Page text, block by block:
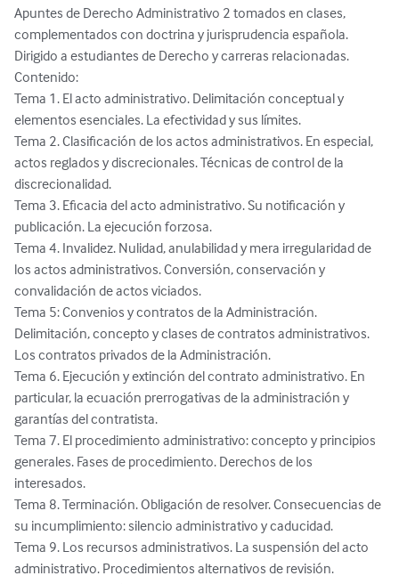
Apuntes de Derecho Administrativo 2 tomados en clases,
complementados con doctrina y jurisprudencia española.
Dirigido a estudiantes de Derecho y carreras relacionadas.
Contenido:
​​​​​​Tema 1. El acto administrativo. Delimitación conceptual y
elementos esenciales. La efectividad y sus límites.
Tema 2. Clasificación de los actos administrativos. En especial,
actos reglados y discrecionales. Técnicas de control de la
discrecionalidad.
Tema 3. Eficacia del acto administrativo. Su notificación y
publicación. La ejecución forzosa.
Tema 4. Invalidez. Nulidad, anulabilidad y mera irregularidad de
los actos administrativos. Conversión, conservación y
convalidación de actos viciados.
Tema 5: Convenios y contratos de la Administración.
Delimitación, concepto y clases de contratos administrativos.
Los contratos privados de la Administración.
Tema 6. Ejecución y extinción del contrato administrativo. En
particular, la ecuación prerrogativas de la administración y
garantías del contratista.
Tema 7. El procedimiento administrativo: concepto y principios
generales. Fases de procedimiento. Derechos de los
interesados.
Tema 8. Terminación. Obligación de resolver. Consecuencias de
su incumplimiento: silencio administrativo y caducidad.
Tema 9. Los recursos administrativos. La suspensión del acto
administrativo. Procedimientos alternativos de revisión.